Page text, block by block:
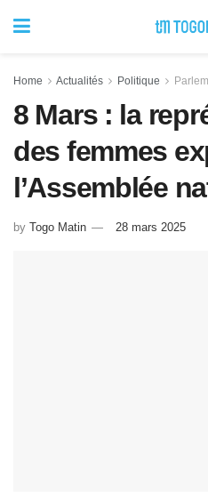
Home Actualités Politique
8 Mars : la
des femmes
l’Assemblée
by Togo Matin 28 mars 2025